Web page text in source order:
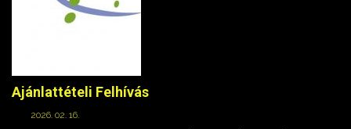
Ajánlattételi Felhívás
2026. 02. 16.